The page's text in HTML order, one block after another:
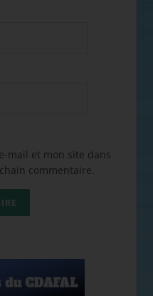
mail et mon site dans
commentaire.